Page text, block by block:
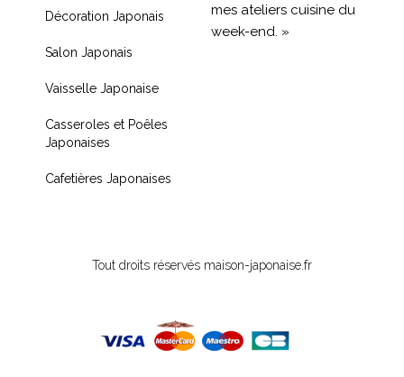
Décoration Japonais
Salon Japonais
Vaisselle Japonaise
Casseroles et Poêles
Japonaises
Cafetières Japonaises
mes ateliers cuisine du
week-end. »
Tout droits réservés maison-japonaise.fr